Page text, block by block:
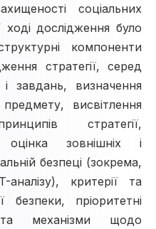
соціальних
ході дослідження було
компоненти
стратегії, серед
завдань, визначення
висвітлення
стратегії,
зовнішніх і
безпеці (зокрема,
критерії та
безпеки, пріоритетні
механізми щодо